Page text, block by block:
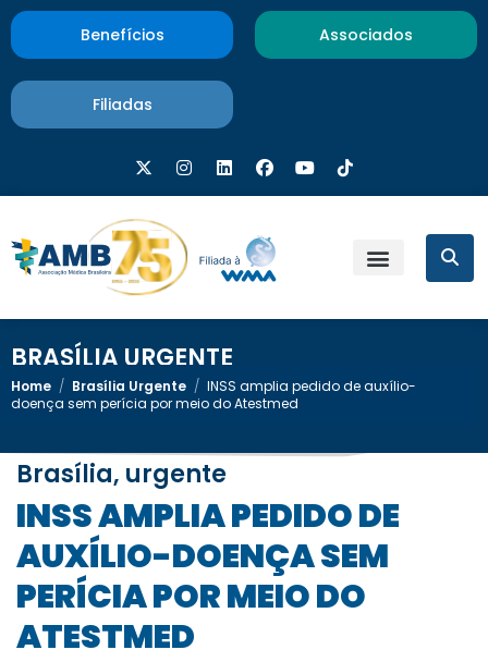
Benefícios Associados
Filiadas
BRASÍLIA URGENTE
Home / Brasília Urgente / INSS amplia pedido de auxílio-
doença sem perícia por meio do Atestmed
Brasília, urgente
INSS AMPLIA PEDIDO DE
AUXÍLIO-DOENÇA SEM
PERÍCIA POR MEIO DO
ATESTMED